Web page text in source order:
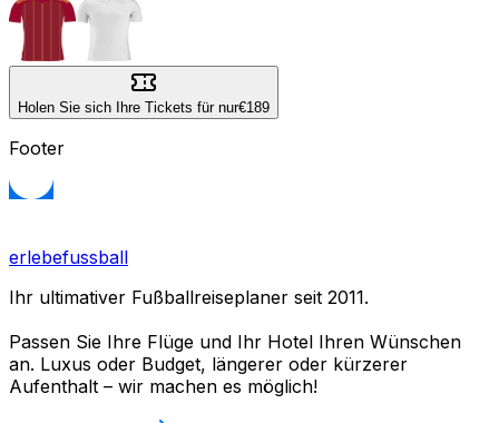
Holen Sie sich Ihre Tickets für nur€189
Footer
erlebefussball
Ihr ultimativer Fußballreiseplaner seit 2011.
Passen Sie Ihre Flüge und Ihr Hotel Ihren Wünschen
an. Luxus oder Budget, längerer oder kürzerer
Aufenthalt – wir machen es möglich!